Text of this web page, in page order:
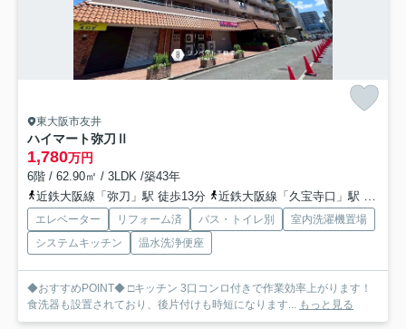
東大阪市友井
ハイマート弥刀Ⅱ
1,780万円
6階 / 62.90㎡ / 3LDK /築43年
近鉄大阪線「弥刀」駅 徒歩13分
近鉄大阪線「久宝寺口」駅 徒歩17分
エレベーター リフォーム済 バス・トイレ別
室内洗濯機置場
システムキッチン
温水洗浄便座
◆おすすめPOINT◆ □キッチン 3口コンロ付きで作業効率上がります！
食洗器も設置されており、後片付けも時短になります...
もっと見る